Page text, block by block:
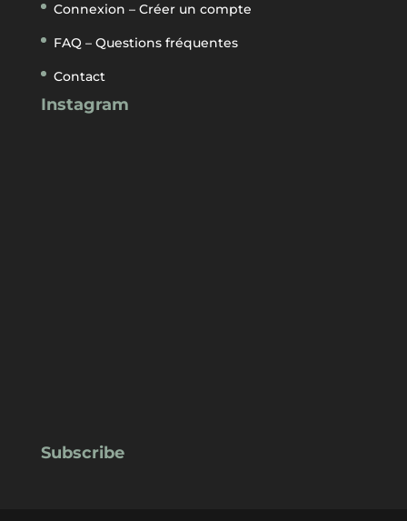
Connexion – Créer un compte
FAQ – Questions fréquentes
Contact
Instagram
Subscribe